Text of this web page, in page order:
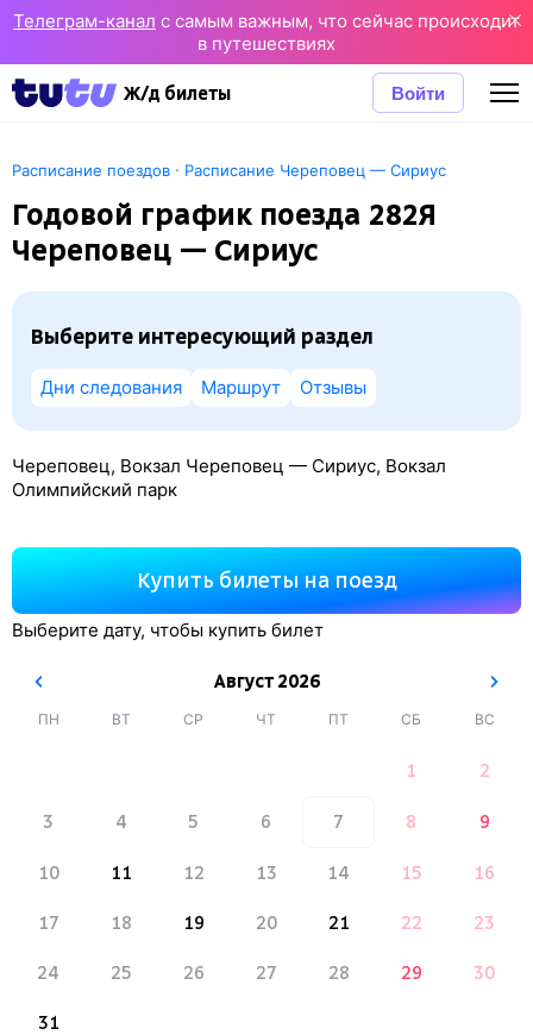
Телеграм-канал с самым важным, что сейчас происходит
в путешествиях
Ж/д билеты Войти
Расписание поездов · Расписание Череповец — Сириус
Годовой график поезда 282Я
Череповец — Сириус
Выберите интересующий раздел
Дни следования Маршрут Отзывы
Череповец, Вокзал Череповец — Сириус, Вокзал
Олимпийский парк
Купить билеты на поезд
Выберите дату, чтобы купить билет
Август2026
ПН ВТ СР ЧТ ПТ СБ ВС
1 2
3 4 5 6 7 8 9
10 11 12 13 14 15 16
17 18 19 20 21 22 23
24 25 26 27 28 29 30
31